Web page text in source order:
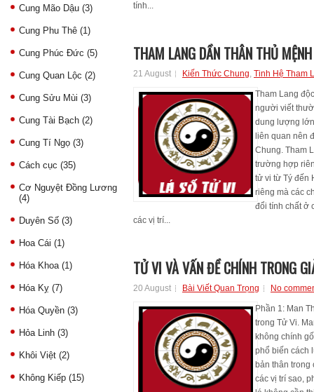
Cung Mão Dậu (3)
Cung Phu Thê (1)
Cung Phúc Đức (5)
Cung Quan Lộc (2)
Cung Sửu Mùi (3)
Cung Tài Bạch (2)
Cung Tí Ngọ (3)
Cách cục (35)
Cơ Nguyệt Đồng Lương
(4)
Duyên Số (3)
Hoa Cái (1)
Hóa Khoa (1)
Hóa Kỵ (7)
Hóa Quyền (3)
Hỏa Linh (3)
Khôi Việt (2)
Không Kiếp (15)
tính...
THAM LANG DẦN THÂN THỦ MỆNH
21 August Kiến Thức Chung, Tinh Hệ Tham
Tham Lang
người viết
dung lượng
liên quan nên
Chung. Tham
trường hợp
tử vi từ Tý đến
riêng mà các
đổi tính chất ở
các vị trí...
TỬ VI VÀ VẤN ĐỀ CHÍNH TRONG
20 August Bài Viết Quan Trọng No
Phần 1: Man
trong Tử Vi.
không chính
phổ biến cách
bản thân
các vị trí sao,